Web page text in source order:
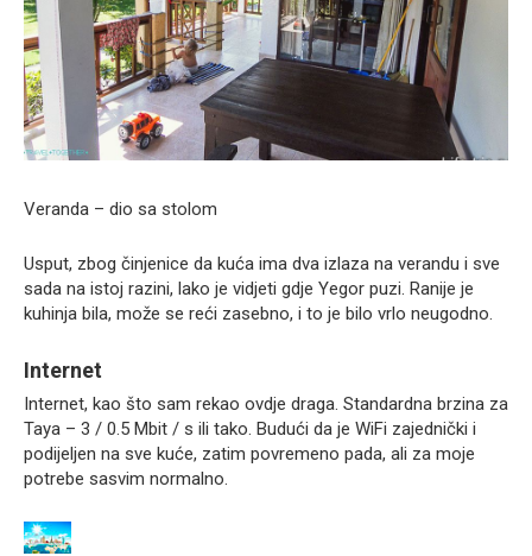
Veranda – dio sa stolom
Usput, zbog činjenice da kuća ima dva izlaza na verandu i sve
sada na istoj razini, lako je vidjeti gdje Yegor puzi. Ranije je
kuhinja bila, može se reći zasebno, i to je bilo vrlo neugodno.
Internet
Internet, kao što sam rekao ovdje draga. Standardna brzina za
Taya – 3 / 0.5 Mbit / s ili tako. Budući da je WiFi zajednički i
podijeljen na sve kuće, zatim povremeno pada, ali za moje
potrebe sasvim normalno.